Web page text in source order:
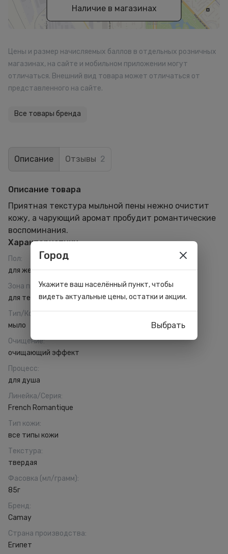
Наличие в магазинах
Цены и размер начисляемых баллов в отдельных розничных
магазинах, на сайте и мобильном приложении могут
отличаться. Внешний вид товара может отличаться от
представленного на сайте.
Все товары бренда
Описание Отзывы 2
Описание товара
Приятная текстура мыльной пены нежно очистит
кожу, а чарующий аромат пробудит романтические
воспоминания.
Характеристики
Пол:
для женщин
Зона применения:
для тела
Тип/Консистенция:
мыло
Очищение:
очищающий эффект
Процесс:
для душа
Линейка/Серия:
French Romantique
Тип кожи:
все типы кожи
Текстура:
твердая
Фасовка (мл/грамм):
85г
Бренд:
Camay
Страна производства:
Египет
Город
Укажите ваш населённый пункт, чтобы
видеть актуальные цены, остатки и акции.
Выбрать